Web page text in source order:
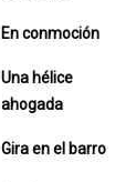
En conmoción
Una hélice
ahogada
Gira en el barro